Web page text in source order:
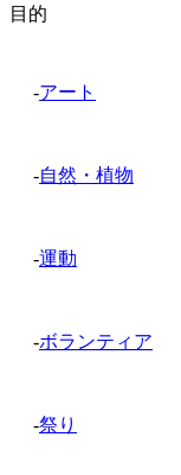
目的
-アート
-自然・植物
-運動
-ボランティア
-祭り